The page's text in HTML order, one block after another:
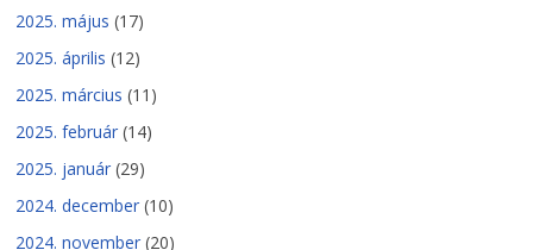
2025. május (17)
2025. április (12)
2025. március (11)
2025. február (14)
2025. január (29)
2024. december (10)
2024. november (20)